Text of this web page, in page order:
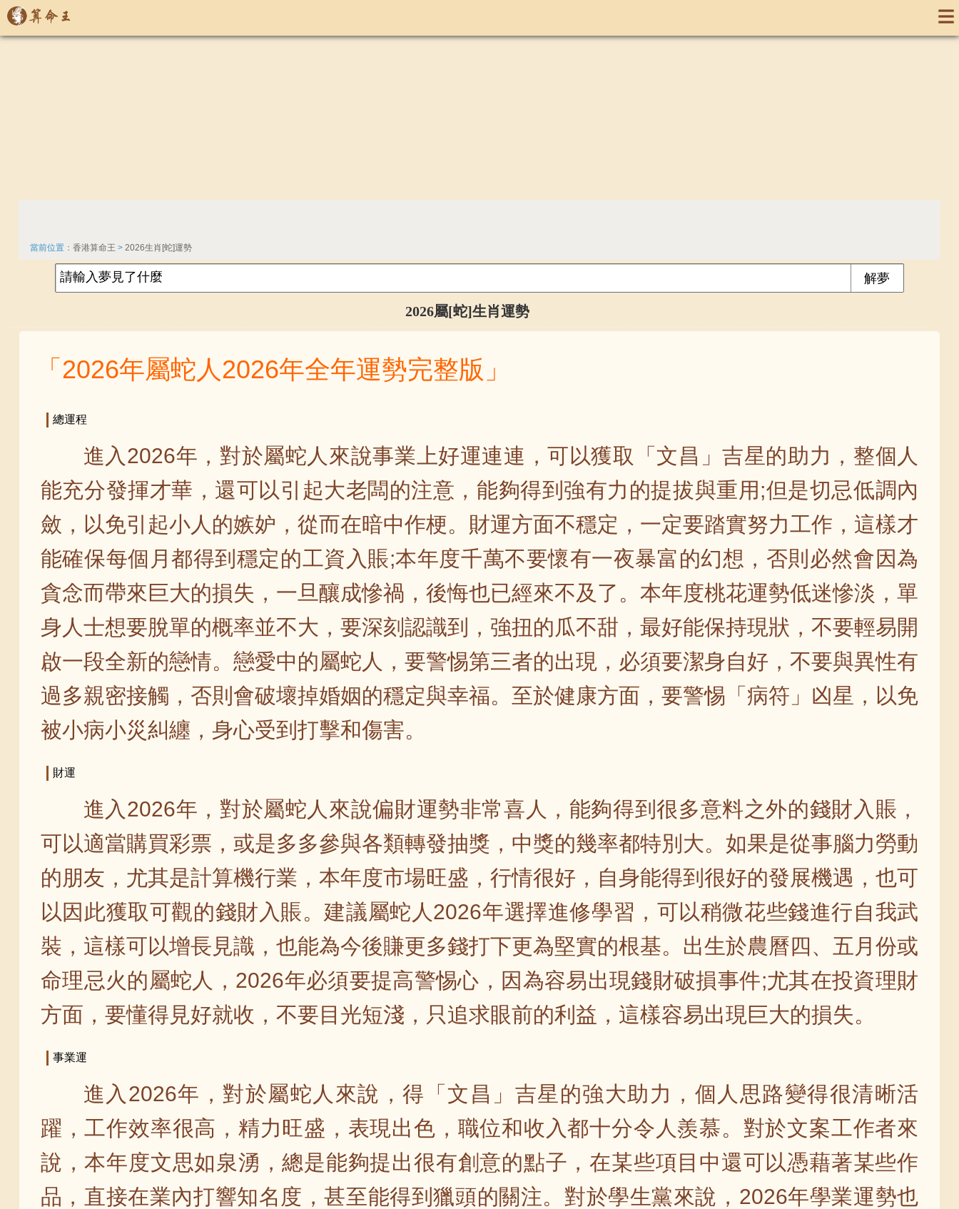
當前位置： 香港算命王 > 2026生肖[蛇]運勢
2026屬[蛇]生肖運勢
「2026年屬蛇人2026年全年運勢完整版」
總運程
進入2026年，對於屬蛇人來說事業上好運連連，可以獲取「文昌」吉星的助力，整個人
能充分發揮才華，還可以引起大老闆的注意，能夠得到強有力的提拔與重用;但是切忌低調內
斂，以免引起小人的嫉妒，從而在暗中作梗。財運方面不穩定，一定要踏實努力工作，這樣才
能確保每個月都得到穩定的工資入賬;本年度千萬不要懷有一夜暴富的幻想，否則必然會因為
貪念而帶來巨大的損失，一旦釀成慘禍，後悔也已經來不及了。本年度桃花運勢低迷慘淡，單
身人士想要脫單的概率並不大，要深刻認識到，強扭的瓜不甜，最好能保持現狀，不要輕易開
啟一段全新的戀情。戀愛中的屬蛇人，要警惕第三者的出現，必須要潔身自好，不要與異性有
過多親密接觸，否則會破壞掉婚姻的穩定與幸福。至於健康方面，要警惕「病符」凶星，以免
被小病小災糾纏，身心受到打擊和傷害。
財運
進入2026年，對於屬蛇人來說偏財運勢非常喜人，能夠得到很多意料之外的錢財入賬，
可以適當購買彩票，或是多多參與各類轉發抽獎，中獎的幾率都特別大。如果是從事腦力勞動
的朋友，尤其是計算機行業，本年度市場旺盛，行情很好，自身能得到很好的發展機遇，也可
以因此獲取可觀的錢財入賬。建議屬蛇人2026年選擇進修學習，可以稍微花些錢進行自我武
裝，這樣可以增長見識，也能為今後賺更多錢打下更為堅實的根基。出生於農曆四、五月份或
命理忌火的屬蛇人，2026年必須要提高警惕心，因為容易出現錢財破損事件;尤其在投資理財
方面，要懂得見好就收，不要目光短淺，只追求眼前的利益，這樣容易出現巨大的損失。
事業運
進入2026年，對於屬蛇人來說，得「文昌」吉星的強大助力，個人思路變得很清晰活
躍，工作效率很高，精力旺盛，表現出色，職位和收入都十分令人羨慕。對於文案工作者來
說，本年度文思如泉湧，總是能夠提出很有創意的點子，在某些項目中還可以憑藉著某些作
品，直接在業內打響知名度，甚至能得到獵頭的關注。對於學生黨來說，2026年學業運勢也